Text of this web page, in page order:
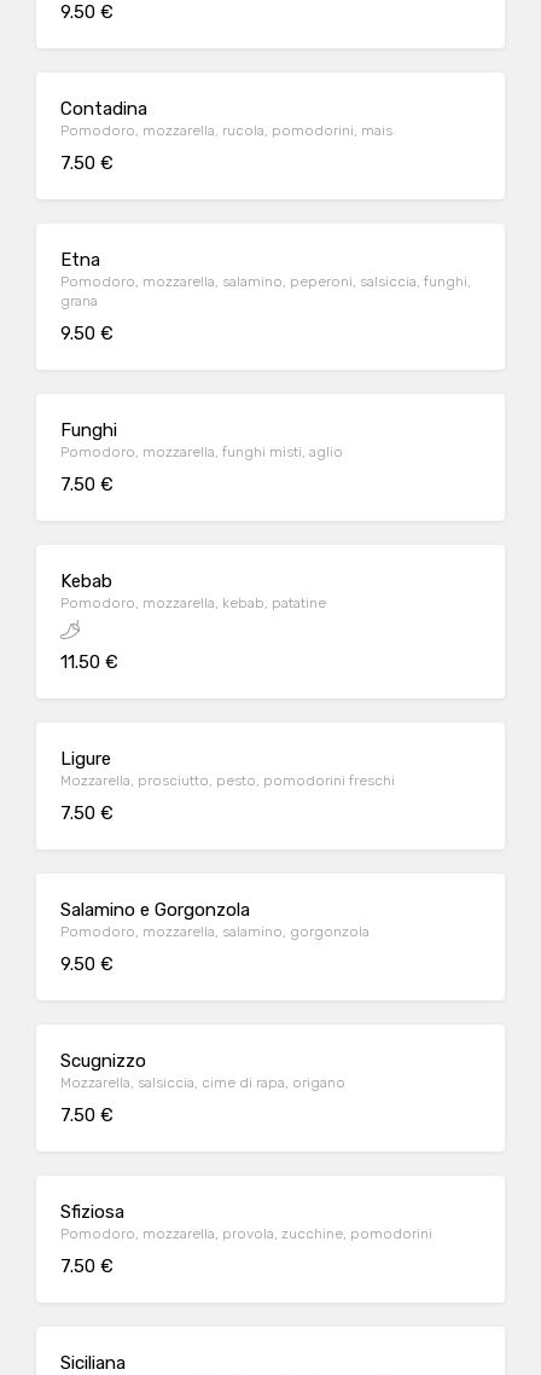
9.50 €
Contadina
Pomodoro, mozzarella, rucola, pomodorini, mais
7.50 €
Etna
Pomodoro, mozzarella, salamino, peperoni, salsiccia, funghi,
grana
9.50 €
Funghi
Pomodoro, mozzarella, funghi misti, aglio
7.50 €
Kebab
Pomodoro, mozzarella, kebab, patatine
11.50 €
Ligure
Mozzarella, prosciutto, pesto, pomodorini freschi
7.50 €
Salamino e Gorgonzola
Pomodoro, mozzarella, salamino, gorgonzola
9.50 €
Scugnizzo
Mozzarella, salsiccia, cime di rapa, origano
7.50 €
Sfiziosa
Pomodoro, mozzarella, provola, zucchine, pomodorini
7.50 €
Siciliana